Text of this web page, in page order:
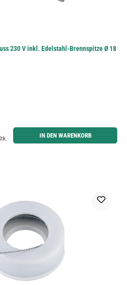
230 V inkl. Edelstahl-Brennspitze Ø 18
ein oder benutze die Schaltflächen um die Anzahl zu
IN DEN WARENKORB